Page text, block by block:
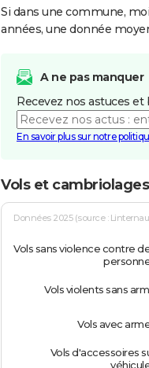
Si dans une commune,
années, une donnée
A ne pas manquer
Recevez nos astuces
En savoir plus sur notre
Vols et
Données 2025 (source :
Vols sans violence contre
Vols violents sans
Vols avec
Vols d'accessoires